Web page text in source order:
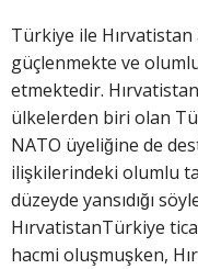
Türkiye ile
güçlenmekte ve
etmektedir.
ülkelerden biri olan
NATO üyeliğine de
ilişkilerindeki olumlu
düzeyde yansıdığı
HırvatistanTürkiye
hacmi oluşmuşken,